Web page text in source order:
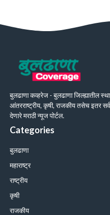
बुलढाणा कव्हरेज - बुलढाणा जिल्ह्यातील
आंतरराष्ट्रीय, कृषी, राजकीय तसेच इतर
देणारे मराठी न्यूज पोर्टल.
Categories
बुलढाणा
महाराष्ट्र
राष्ट्रीय
कृषी
राजकीय